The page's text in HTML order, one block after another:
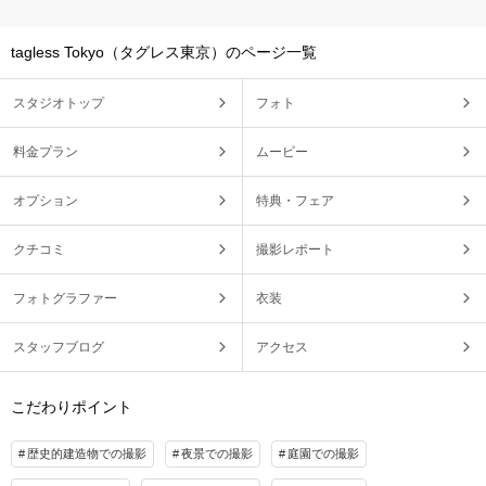
tagless Tokyo（タグレス東京）のページ一覧
スタジオトップ フォト
料金プラン ムービー
オプション 特典・フェア
クチコミ 撮影レポート
フォトグラファー 衣装
スタッフブログ アクセス
こだわりポイント
歴史的建造物での撮影 夜景での撮影 庭園での撮影